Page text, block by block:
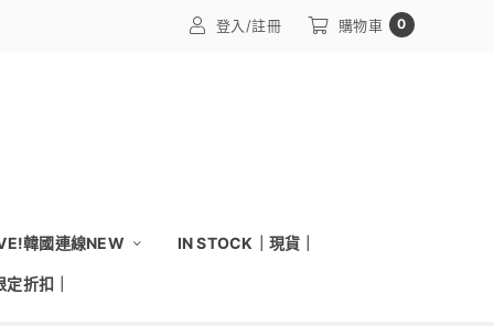
登入/註冊 購物車 0
韓國連線NEW IN STOCK｜現貨｜
折扣｜